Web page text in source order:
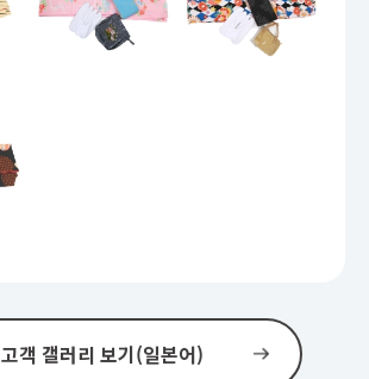
고객 갤러리 보기(일본어)